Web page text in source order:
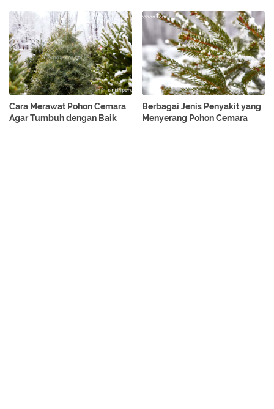
Cara Merawat Pohon Cemara
Agar Tumbuh dengan Baik
Berbagai Jenis Penyakit yang
Menyerang Pohon Cemara